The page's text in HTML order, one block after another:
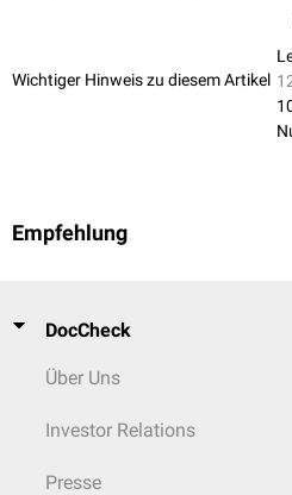
Wichtiger Hinweis zu diesem Artikel
Empfehlung
DocCheck
Über Uns
Investor Relations
Presse